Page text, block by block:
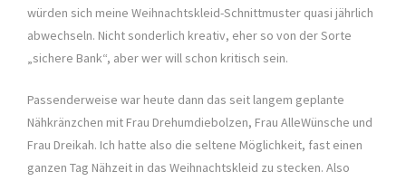
würden sich meine Weihnachtskleid-Schnittmuster quasi jährlich
abwechseln. Nicht sonderlich kreativ, eher so von der Sorte
„sichere Bank“, aber wer will schon kritisch sein.
Passenderweise war heute dann das seit langem geplante
Nähkränzchen mit Frau Drehumdiebolzen, Frau AlleWünsche und
Frau Dreikah. Ich hatte also die seltene Möglichkeit, fast einen
ganzen Tag Nähzeit in das Weihnachtskleid zu stecken. Also